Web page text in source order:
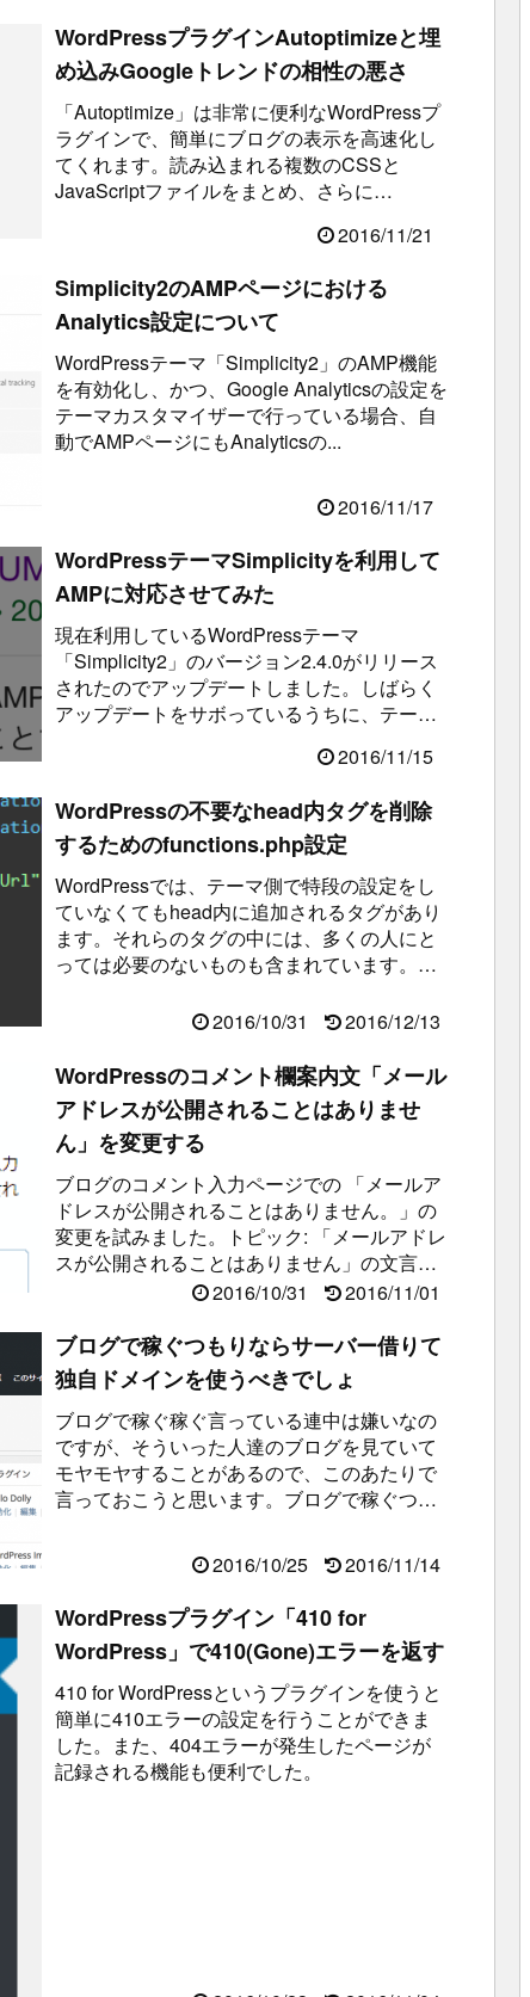
WordPressプラグインAutoptimizeと埋
め込みGoogleトレンドの相性の悪さ
「Autoptimize」は非常に便利なWordPressプ
ラグインで、簡単にブログの表示を高速化し
てくれます。読み込まれる複数のCSSと
JavaScriptファイルをまとめ、さらに
2016/11/21
Simplicity2のAMPページにおける
Analytics設定について
WordPressテーマ「Simplicity2」のAMP機能
を有効化し、かつ、Google Analyticsの設定を
テーマカスタマイザーで行っている場合、自
動でAMPページにもAnalyticsの...
2016/11/17
WordPressテーマSimplicityを利用して
AMPに対応させてみた
現在利用しているWordPressテーマ
「Simplicity2」のバージョン2.4.0がリリース
されたのでアップデートしました。しばらく
アップデートをサボっているうちに、テーマ
2016/11/15
WordPressの不要なhead内タグを削除
するためのfunctions.php設定
WordPressでは、テーマ側で特段の設定をし
ていなくてもhead内に追加されるタグがあり
ます。それらのタグの中には、多くの人にと
っては必要のないものも含まれています。そ
2016/10/31
2016/12/13
WordPressのコメント欄案内文「メール
アドレスが公開されることはありませ
ん」を変更する
ブログのコメント入力ページでの 「メールア
ドレスが公開されることはありません。」の
変更を試みました。トピック: 「メールアドレ
スが公開されることはありません」の文言が
変更できない « サポートフォーラ...
2016/10/31 2016/11/01
ブログで稼ぐつもりならサーバー借りて
独自ドメインを使うべきでしょ
ブログで稼ぐ稼ぐ言っている連中は嫌いなの
ですが、そういった人達のブログを見ていて
モヤモヤすることがあるので、このあたりで
言っておこうと思います。ブログで稼ぐつも
2016/10/25 2016/11/14
WordPressプラグイン「410 for
WordPress」で410(Gone)エラーを返す
410 for WordPressというプラグインを使うと
簡単に410エラーの設定を行うことができま
した。また、404エラーが発生したページが
記録される機能も便利でした。